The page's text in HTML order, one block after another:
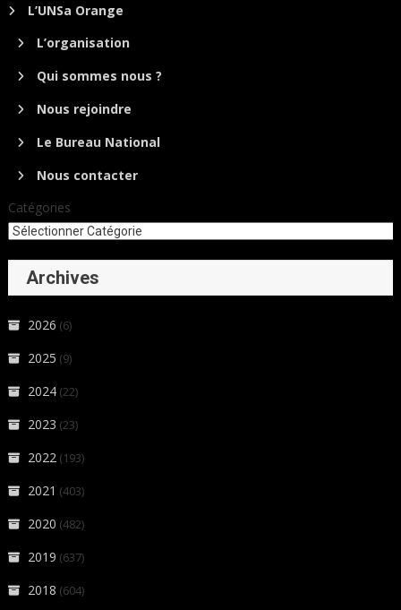
L’UNSa Orange
L’organisation
Qui sommes nous ?
Nous rejoindre
Le Bureau National
Nous contacter
Catégories
Archives
2026 (6)
2025 (9)
2024 (22)
2023 (23)
2022 (193)
2021 (403)
2020 (482)
2019 (637)
2018 (604)